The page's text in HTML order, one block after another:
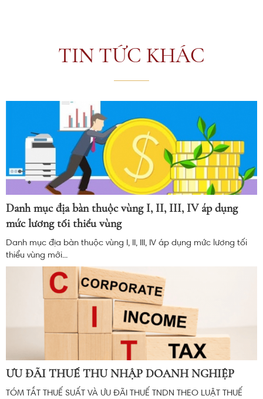
TIN TỨC KHÁC
Danh mục địa bàn thuộc vùng I, II, III, IV áp dụng
mức lương tối thiểu vùng
Danh mục địa bàn thuộc vùng I, II, III, IV áp dụng mức lương tối
thiểu vùng mới...
ƯU ĐÃI THUẾ THU NHẬP DOANH NGHIỆP
TÓM TẮT THUẾ SUẤT VÀ ƯU ĐÃI THUẾ TNDN THEO LUẬT THUẾ